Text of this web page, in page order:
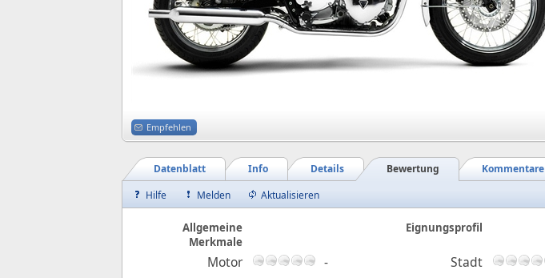
Empfehlen
Kommentare
Bewertung
Details
Info
Datenblatt
Hilfe Melden Aktualisieren
Allgemeine
Merkmale
Eignungsprofil
Motor
-
Stadt